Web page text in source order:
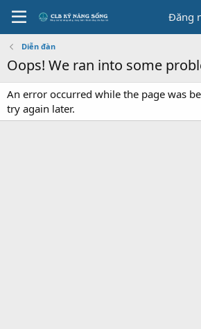
Đăng
Diễn đàn
Oops! We ran into some
An error occurred while the page was
try again later.